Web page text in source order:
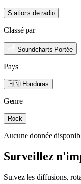
Stations de radio
Classé par
Soundcharts Portée
Pays
🇭🇳 Honduras
Genre
Rock
Aucune donnée
Surveillez
Suivez les diffusions,